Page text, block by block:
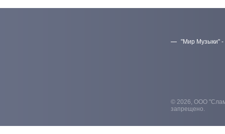
"Мир Музыки" -
© 2026, ООО
запрещено.